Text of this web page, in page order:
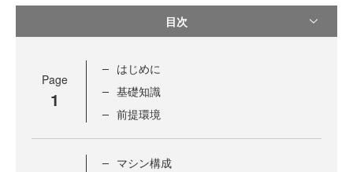
目次
Page
1
はじめに
基礎知識
前提環境
マシン構成